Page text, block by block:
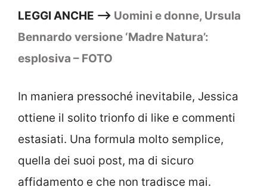
LEGGI ANCHE –> Uomini e donne, Ursula
Bennardo versione ‘Madre Natura’:
esplosiva – FOTO
In maniera pressoché inevitabile, Jessica
ottiene il solito trionfo di like e commenti
estasiati. Una formula molto semplice,
quella dei suoi post, ma di sicuro
affidamento e che non tradisce mai.